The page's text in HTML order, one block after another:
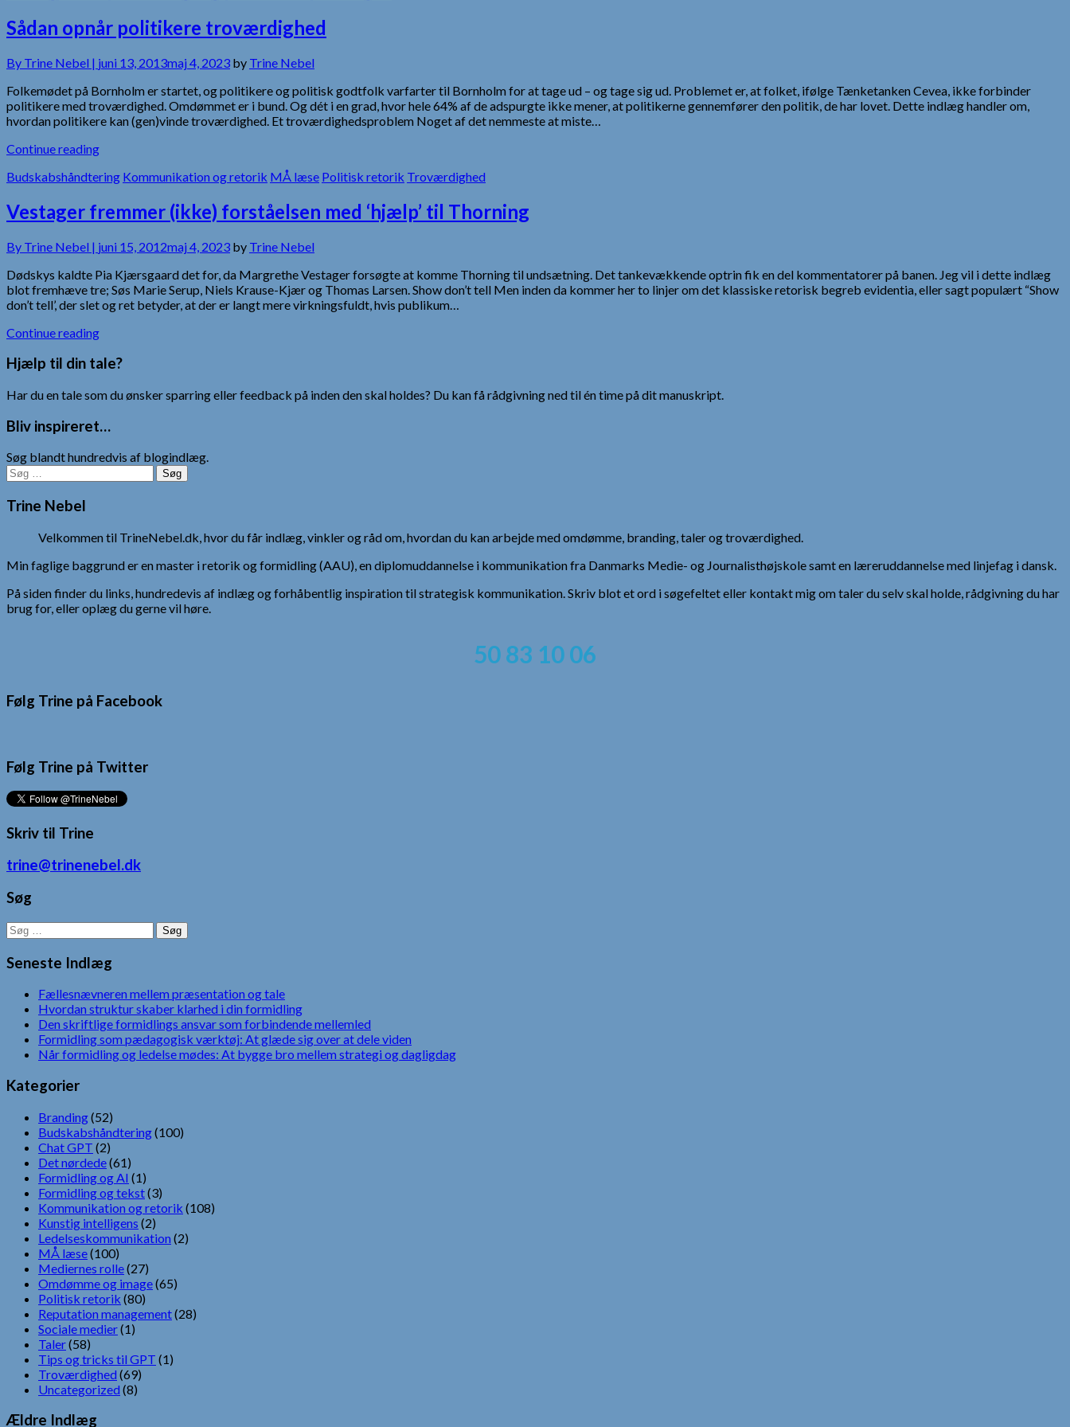
Sådan opnår politikere troværdighed
By Trine Nebel | juni 13, 2013maj 4, 2023 by Trine Nebel
Folkemødet på Bornholm er startet, og politikere og politisk godtfolk varfarter til Bornholm for at tage ud – og tage sig ud. Problemet er, at folket, ifølge Tænketanken Cevea, ikke forbinder
politikere med troværdighed. Omdømmet er i bund. Og dét i en grad, hvor hele 64% af de adspurgte ikke mener, at politikerne gennemfører den politik, de har lovet. Dette indlæg handler om,
hvordan politikere kan (gen)vinde troværdighed. Et troværdighedsproblem Noget af det nemmeste at miste…
Continue reading
Budskabshåndtering Kommunikation og retorik MÅ læse Politisk retorik Troværdighed
Vestager fremmer (ikke) forståelsen med ‘hjælp’ til Thorning
By Trine Nebel | juni 15, 2012maj 4, 2023 by Trine Nebel
Dødskys kaldte Pia Kjærsgaard det for, da Margrethe Vestager forsøgte at komme Thorning til undsætning. Det tankevækkende optrin fik en del kommentatorer på banen. Jeg vil i dette indlæg
blot fremhæve tre; Søs Marie Serup, Niels Krause-Kjær og Thomas Larsen. Show don’t tell Men inden da kommer her to linjer om det klassiske retorisk begreb evidentia, eller sagt populært “Show
don’t tell’, der slet og ret betyder, at der er langt mere virkningsfuldt, hvis publikum…
Continue reading
Hjælp til din tale?
Har du en tale som du ønsker sparring eller feedback på inden den skal holdes? Du kan få rådgivning ned til én time på dit manuskript.
Bliv inspireret…
Søg blandt hundredvis af blogindlæg.
Søg
efter:
Trine Nebel
Velkommen til TrineNebel.dk, hvor du får indlæg, vinkler og råd om, hvordan du kan arbejde med omdømme, branding, taler og troværdighed.
Min faglige baggrund er en master i retorik og formidling (AAU), en diplomuddannelse i kommunikation fra Danmarks Medie- og Journalisthøjskole samt en læreruddannelse med linjefag i dansk.
På siden finder du links, hundredevis af indlæg og forhåbentlig inspiration til strategisk kommunikation. Skriv blot et ord i søgefeltet eller kontakt mig om taler du selv skal holde, rådgivning du har
brug for, eller oplæg du gerne vil høre.
50 83 10 06
Følg Trine på Facebook
Følg Trine på Twitter
Skriv til Trine
trine@trinenebel.dk
Søg
Søg
efter:
Seneste Indlæg
Fællesnævneren mellem præsentation og tale
Hvordan struktur skaber klarhed i din formidling
Den skriftlige formidlings ansvar som forbindende mellemled
Formidling som pædagogisk værktøj: At glæde sig over at dele viden
Når formidling og ledelse mødes: At bygge bro mellem strategi og dagligdag
Kategorier
Branding(52)
Budskabshåndtering(100)
Chat GPT (2)
Det nørdede(61)
Formidling og AI (1)
Formidling og tekst(3)
Kommunikation og retorik (108)
Kunstig intelligens (2)
Ledelseskommunikation (2)
MÅ læse(100)
Mediernes rolle(27)
Omdømme og image(65)
Politisk retorik (80)
Reputation management(28)
Sociale medier(1)
Taler(58)
Tips og tricks til GPT (1)
Troværdighed (69)
Uncategorized (8)
Ældre Indlæg